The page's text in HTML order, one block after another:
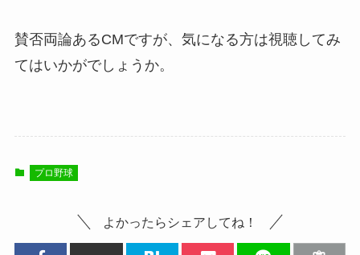
賛否両論あるCMですが、気になる方は視聴してみ
てはいかがでしょうか。
プロ野球
よかったらシェアしてね！